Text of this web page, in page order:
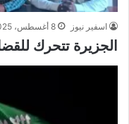
اسفير نيوز 8 أغسطس، 2025
الجزيرة تتحرك